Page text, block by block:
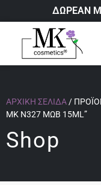
ΔΩΡΕΑΝ
ΑΡΧΙΚΉ ΣΕΛΊΔΑ /
ΜΚ Ν327 ΜΏΒ 15ML”
Shop